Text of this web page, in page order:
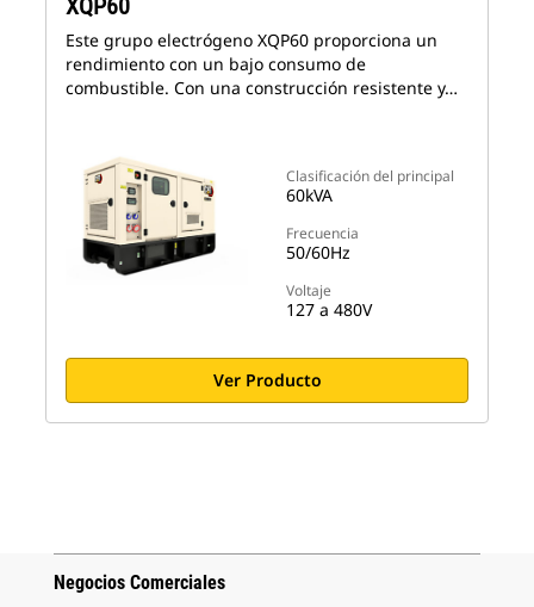
Clasificación del principal
60kVA
Frecuencia
50/60Hz
Voltaje
127 a 480V
XQP60
Este grupo electrógeno XQP60 proporciona un
rendimiento con un bajo consumo de
combustible. Con una construcción resistente y…
Ver Producto
Negocios Comerciales